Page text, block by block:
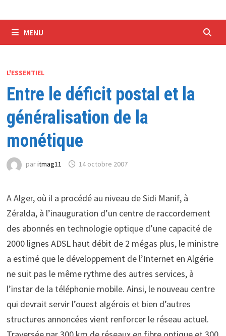
MENU
L'ESSENTIEL
Entre le déficit postal et la
généralisation de la
monétique
paritmag11 14 octobre 2007
A Alger, où il a procédé au niveau de Sidi Manif, à
Zéralda, à l’inauguration d’un centre de raccordement
des abonnés en technologie optique d’une capacité de
2000 lignes ADSL haut débit de 2 mégas plus, le ministre
a estimé que le développement de l’Internet en Algérie
ne suit pas le même rythme des autres services, à
l’instar de la téléphonie mobile. Ainsi, le nouveau centre
qui devrait servir l’ouest algérois et bien d’autres
structures annoncées vient renforcer le réseau actuel.